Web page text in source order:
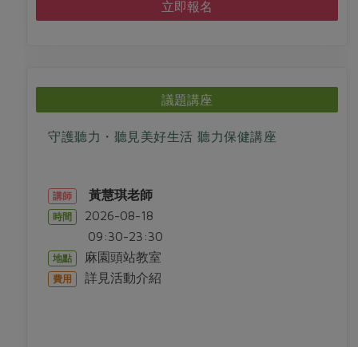
立即報名
議題講座
守護聽力・聽見美好生活 聽力保健講座
講師 黃慧琪老師
時間 2026-08-18
09:30-23:30
地點 麻園頭站教室
費用 詳見活動介紹